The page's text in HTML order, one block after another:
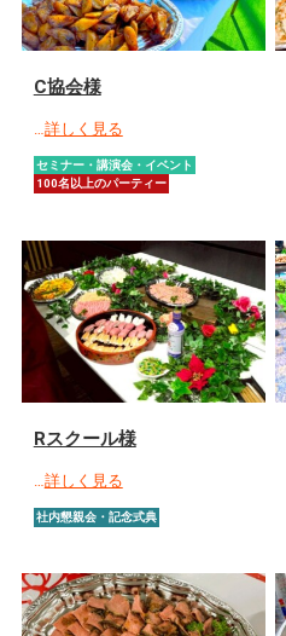
C協会様
詳しく見る
セミナー・講演会・イベント
100名以上のパーティー
Rスクール様
…詳しく見る
社内懇親会・記念式典